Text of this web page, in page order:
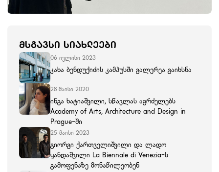
ᲛᲡᲒᲐᲕᲡᲘ ᲡᲘᲐᲮᲚᲔᲔᲑᲘ
06 ივლისი 2023
კახა ბენდუქიძის კამპუსში გალერეა გაიხსნა
28 მაისი 2020
ინგა ხატიაშვილი, სწავლას აგრძელებს
Academy of Arts, Architecture and Design in
Prague-ში
25 მაისი 2023
გიორგი ქართველიშვილი და ლადო
ყანდაშვილი La Biennale di Venezia-ს
გამოფენაზე მონაწილეობენ